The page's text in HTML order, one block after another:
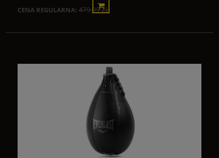
CENA REGULARNA: 479,99 ZŁ